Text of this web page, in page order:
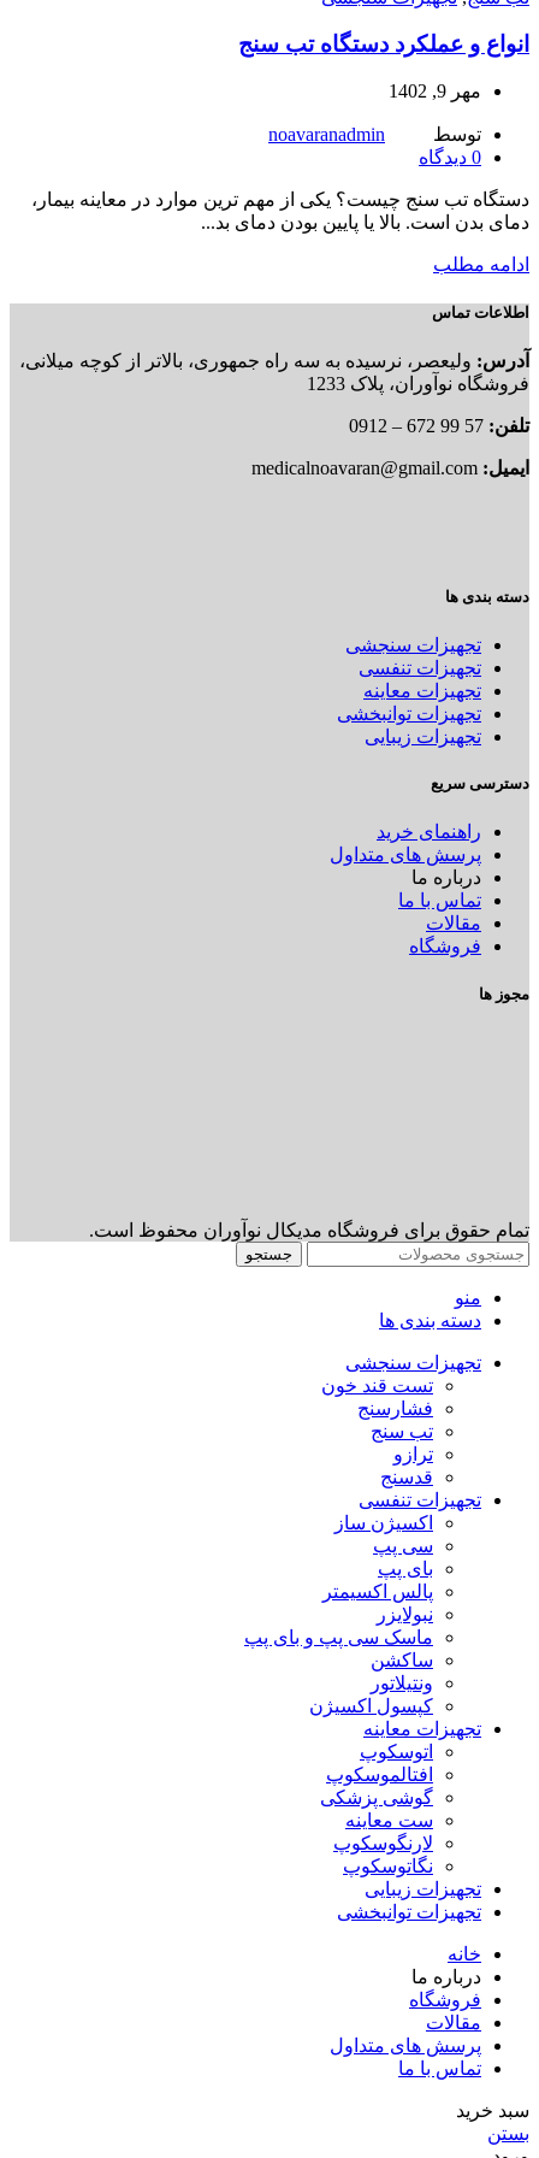
انواع و عملکرد دستگاه تب سنج
مهر 9, 1402
توسط
noavaranadmin
0 دیدگاه
دستگاه تب سنج چیست؟ یکی از مهم ترین موارد در معاینه بیمار،
دمای بدن است. بالا یا پایین بودن دمای بد...
ادامه مطلب
اطلاعات تماس
آدرس: ولیعصر، نرسیده به سه راه جمهوری، بالاتر از کوچه میلانی،
فروشگاه نوآوران، پلاک 1233
تلفن: 57 99 672 – 0912
ایمیل:
دسته بندی ها
تجهیزات سنجشی
تجهیزات تنفسی
تجهیزات معاینه
تجهیزات توانبخشی
تجهیزات زیبایی
دسترسی سریع
راهنمای خرید
پرسش های متداول
درباره ما
تماس با ما
مقالات
فروشگاه
مجوز ها
تمام حقوق برای فروشگاه مدیکال نوآوران محفوظ است.
جستجو
منو
دسته بندی ها
تجهیزات سنجشی
تست قند خون
فشارسنج
تب سنج
ترازو
قدسنج
تجهیزات تنفسی
اکسیژن ساز
سی پپ
بای پپ
پالس اکسیمتر
نبولایزر
ماسک سی پپ و بای پپ
ساکشن
ونتیلاتور
کپسول اکسیژن
تجهیزات معاینه
اتوسکوپ
افتالموسکوپ
گوشی پزشکی
ست معاینه
لارنگوسکوپ
نگاتوسکوپ
تجهیزات زیبایی
تجهیزات توانبخشی
خانه
درباره ما
فروشگاه
مقالات
پرسش های متداول
تماس با ما
سبد خرید
بستن